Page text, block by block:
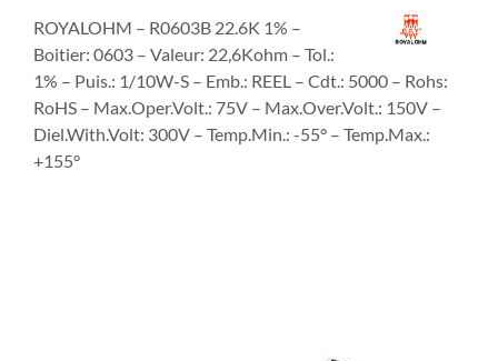
ROYALOHM – R0603B 22.6K 1% –
Boitier: 0603 – Valeur: 22,6Kohm – Tol.:
1% – Puis.: 1/10W-S – Emb.: REEL – Cdt.: 5000 – Rohs:
RoHS – Max.Oper.Volt.: 75V – Max.Over.Volt.: 150V –
Diel.With.Volt: 300V – Temp.Min.: -55° – Temp.Max.:
+155°